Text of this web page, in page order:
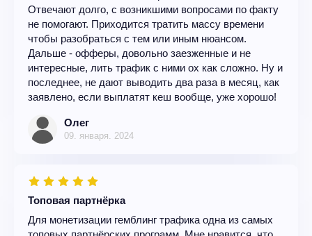
Отвечают долго, с возникшими вопросами по факту
не помогают. Приходится тратить массу времени
чтобы разобраться с тем или иным нюансом.
Дальше - офферы, довольно заезженные и не
интересные, лить трафик с ними ох как сложно. Ну и
последнее, не дают выводить два раза в месяц, как
заявлено, если выплатят кеш вообще, уже хорошо!
Олег
09. января. 2024
Топовая партнёрка
Для монетизации гемблинг трафика одна из самых